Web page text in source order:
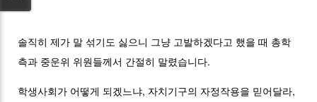
솔직히 제가 말 섞기도 싫으니 그냥 고발하겠다고 했을 때 총학
측과 중운위 위원들께서 간절히 말렸습니다.
학생사회가 어떻게 되겠느냐, 자치기구의 자정작용을 믿어달라,